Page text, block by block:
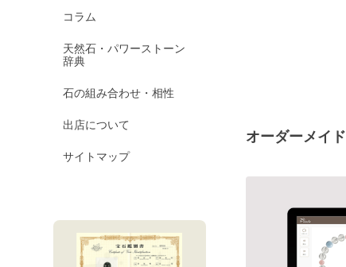
コラム
天然石・パワーストーン
辞典
石の組み合わせ・相性
出店について
サイトマップ
オーダーメイド